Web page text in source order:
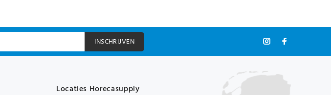
INSCHRIJVEN
Locaties Horecasupply